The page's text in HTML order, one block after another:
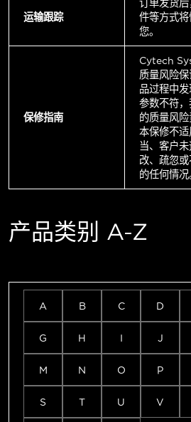
运输跟踪
订单发货
件等方式
您。
保修指南
Cytech
质量风险
品过程中
参数不符
的质量风险
本保修不
当、客户
改、疏忽
的任何情况
产品类别 A-Z
A B C D
G H I J
M N O P
S T U V